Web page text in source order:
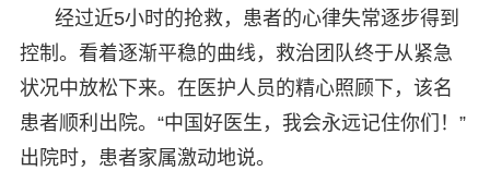
经过近5小时的抢救，患者的心律失常逐步得到
控制。看着逐渐平稳的曲线，救治团队终于从紧急
状况中放松下来。在医护人员的精心照顾下，该名
患者顺利出院。“中国好医生，我会永远记住你们！”
出院时，患者家属激动地说。